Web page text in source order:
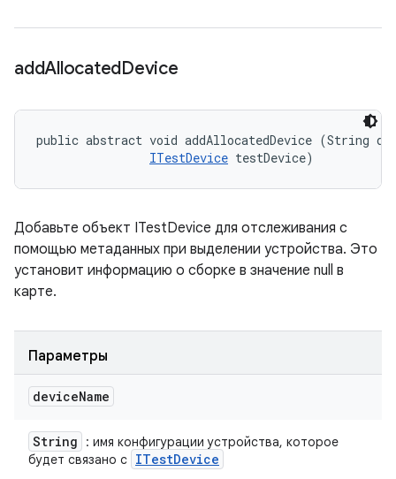
addAllocatedDevice
public abstract void addAllocatedDevice (String
ITestDevice testDevice)
Добавьте объект ITestDevice для отслеживания с
помощью метаданных при выделении устройства. Это
установит информацию о сборке в значение null в
карте.
Параметры
deviceName
String
: имя конфигурации устройства, которое
будет связано с ITestDevice